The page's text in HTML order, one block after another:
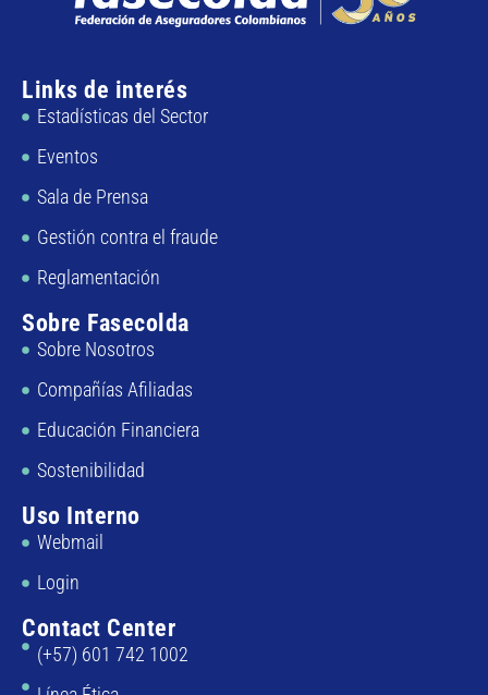
Links de interés
Estadísticas del Sector
Eventos
Sala de Prensa
Gestión contra el fraude
Reglamentación
Sobre Fasecolda
Sobre Nosotros
Compañías Afiliadas
Educación Financiera
Sostenibilidad
Uso Interno
Webmail
Login
Contact Center
(+57) 601 742 1002